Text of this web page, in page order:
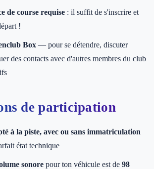
de course requise : il suffit de s'inscrire et
!
Box — pour se détendre, discuter
des contacts avec d'autres membres du club
de participation
à la piste, avec ou sans immatriculation
état technique
sonore pour ton véhicule est de 98